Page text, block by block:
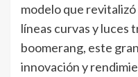
modelo que
líneas curvas y luces
boomerang, este
innovación y